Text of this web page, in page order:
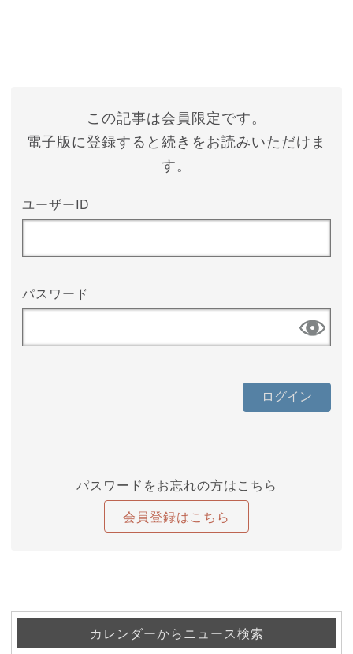
この記事は会員限定です。
電子版に登録すると続きをお読みいただけま
す。
ユーザーID
パスワード
パスワードをお忘れの方はこちら
会員登録はこちら
カレンダーからニュース検索